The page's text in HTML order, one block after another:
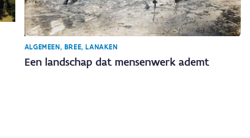
ALGEMEEN, BREE, LANAKEN
Een landschap dat mensenwerk ademt